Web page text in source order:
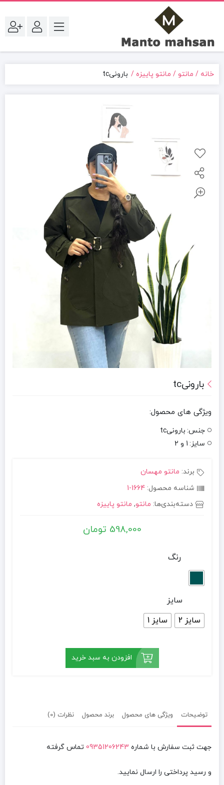
خانه مانتو مانتو پاییزه بارونیtc
بارونیtc
ویژگی های محصول:
جنس: بارونیtc
سایز: 1 و 2
برند: مانتو مهسان
شناسه محصول: 1664-1
دسته‌بندی‌ها: مانتو, مانتو پاییزه
598,000 تومان
رنگ
سایز
سایز 2
سایز 1
افزودن به سبد خرید
توضیحات ویژگی های محصول برند محصول نظرات (0)
جهت ثبت سفارش با شماره 09351206243 تماس گرفته
و رسید پرداختی را ارسال نمایید.